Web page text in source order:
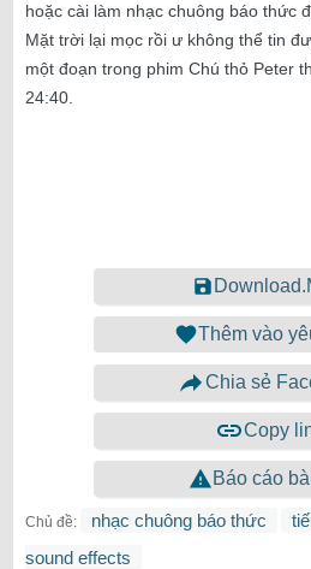
hoặc cài làm nhạc chuông báo thức
Mặt trời lại mọc rồi ư không thể tin
một đoạn trong phim Chú thỏ Peter
24:40.
Thêm vào
Chia sẻ
Copy
Báo cáo
Chủ đề: nhạc chuông báo thức
sound effects